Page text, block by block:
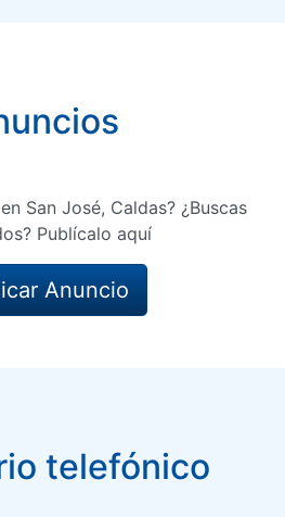
San José, Caldas? ¿Buscas
Publícalo aquí
Anuncio
telefónico